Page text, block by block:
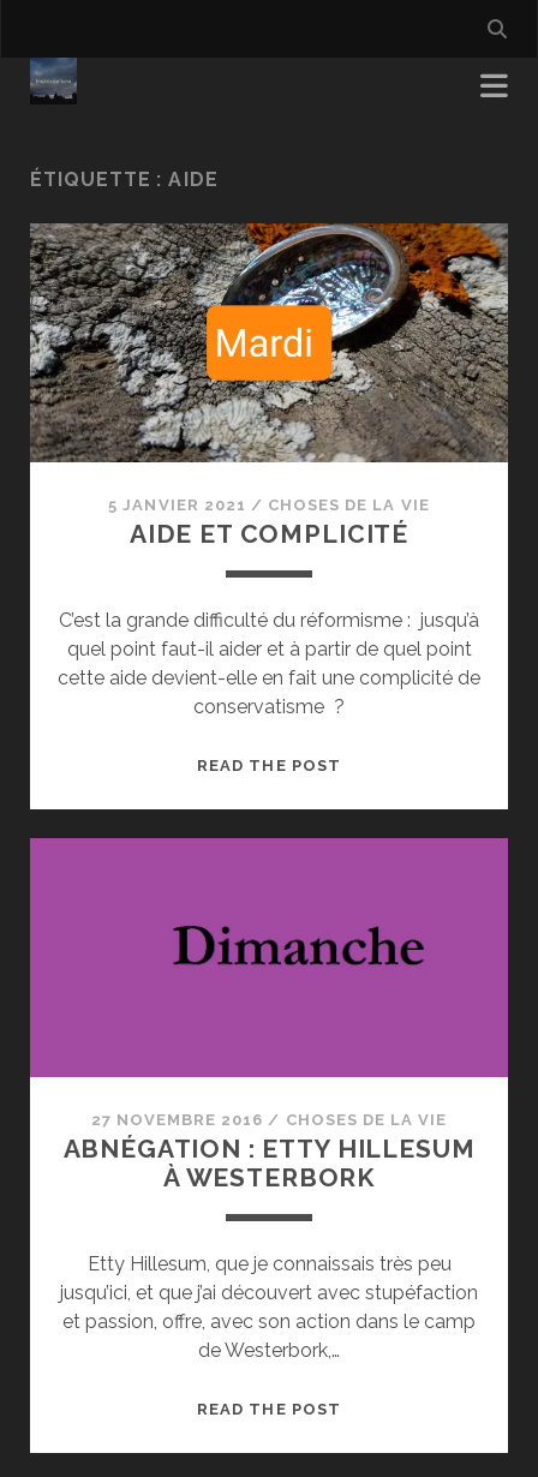
ÉTIQUETTE :AIDE
5 JANVIER 2021 / CHOSES DE LA VIE
AIDE ET COMPLICITÉ
C’est la grande difficulté du réformisme : jusqu’à
quel point faut-il aider et à partir de quel point
cette aide devient-elle en fait une complicité de
conservatisme ?
READ THE POST
27 NOVEMBRE 2016 / CHOSES DE LA VIE
ABNÉGATION : ETTY HILLESUM
À WESTERBORK
Etty Hillesum, que je connaissais très peu
jusqu’ici, et que j’ai découvert avec stupéfaction
et passion, offre, avec son action dans le camp
de Westerbork,…
READ THE POST